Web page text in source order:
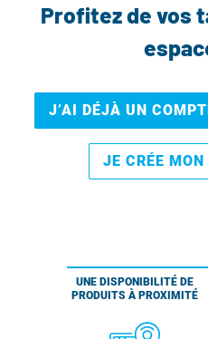
Profitez de vos
J’AI DÉJÀ UN
JE CRÉE MON
UNE DISPONIBILITÉ DE
PRODUITS À PROXIMITÉ